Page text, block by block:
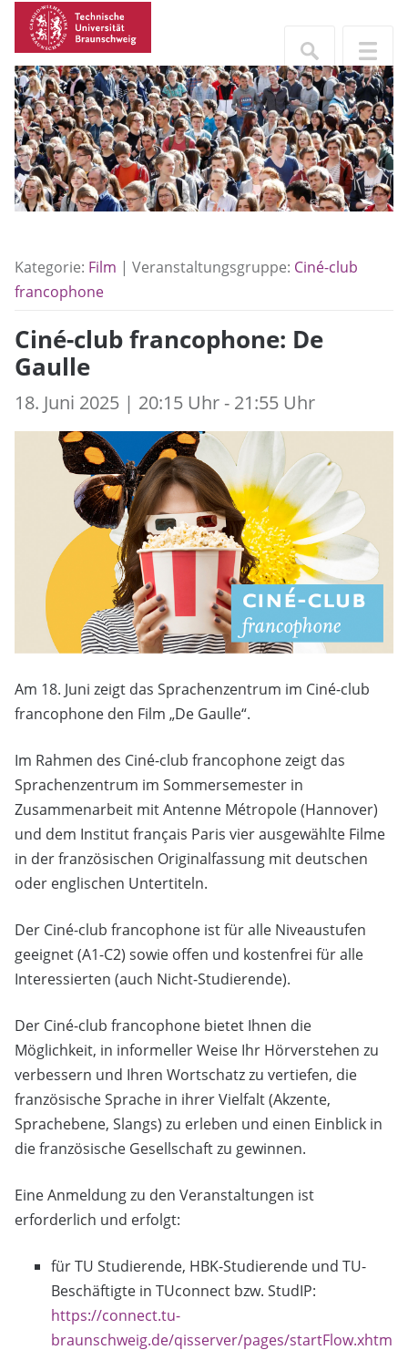
Kategorie: Film | Veranstaltungsgruppe: Ciné-club
francophone
Ciné-club francophone: De
Gaulle
18. Juni 2025 | 20:15 Uhr - 21:55 Uhr
Am 18. Juni zeigt das Sprachenzentrum im Ciné-club
francophone den Film „De Gaulle“.
Im Rahmen des Ciné-club francophone zeigt das
Sprachenzentrum im Sommersemester in
Zusammenarbeit mit Antenne Métropole (Hannover)
und dem Institut français Paris vier ausgewählte Filme
in der französischen Originalfassung mit deutschen
oder englischen Untertiteln.
Der Ciné-club francophone ist für alle Niveaustufen
geeignet (A1-C2) sowie offen und kostenfrei für alle
Interessierten (auch Nicht-Studierende).
Der Ciné-club francophone bietet Ihnen die
Möglichkeit, in informeller Weise Ihr Hörverstehen zu
verbessern und Ihren Wortschatz zu vertiefen, die
französische Sprache in ihrer Vielfalt (Akzente,
Sprachebene, Slangs) zu erleben und einen Einblick in
die französische Gesellschaft zu gewinnen.
Eine Anmeldung zu den Veranstaltungen ist
erforderlich und erfolgt:
für TU Studierende, HBK-Studierende und TU-
Beschäftigte in TUconnect bzw. StudIP:
https://connect.tu-
braunschweig.de/qisserver/pages/startFlow.xhtm